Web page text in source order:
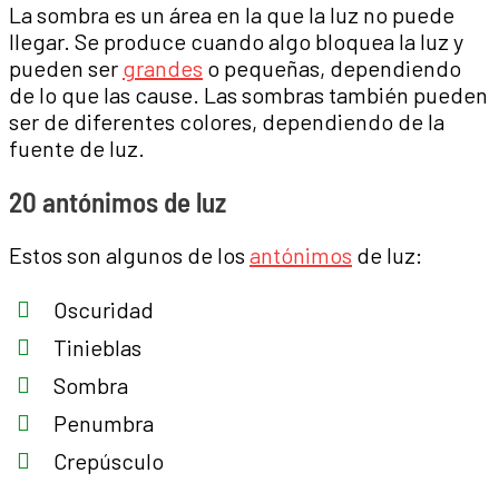
La sombra es un área en la que la luz no puede
llegar. Se produce cuando algo bloquea la luz y
pueden ser grandes o pequeñas, dependiendo
de lo que las cause. Las sombras también pueden
ser de diferentes colores, dependiendo de la
fuente de luz.
20 antónimos de luz
Estos son algunos de los antónimos de luz:
Oscuridad
Tinieblas
Sombra
Penumbra
Crepúsculo